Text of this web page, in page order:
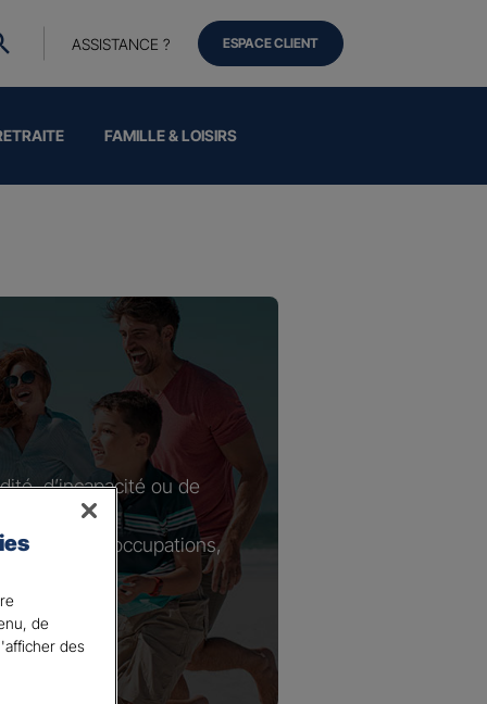
FAMILLE & LOISIRS
ASSISTANCE ? ESPACE CLIENT
d’incapacité ou de
de vos préoccupations,
de
des